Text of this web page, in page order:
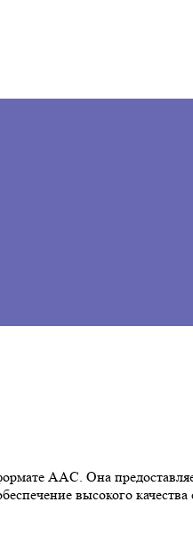
AAC. Она
высокого